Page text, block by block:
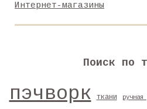
Интернет-магазины
Поиск по
пэчворк ткани ручная